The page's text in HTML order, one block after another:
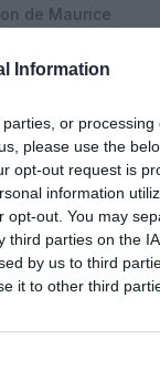
Information
or
please use the
opt-out request is
information
out. You may
parties on the
by us to third
it to other third
de Maurice